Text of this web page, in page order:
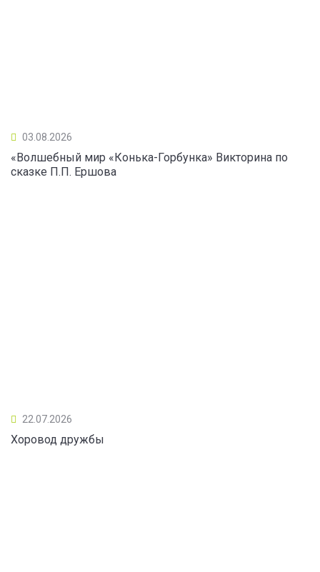
03.08.2026
«Волшебный мир «Конька-Горбунка» Викторина по
сказке П.П. Ершова
22.07.2026
Хоровод дружбы